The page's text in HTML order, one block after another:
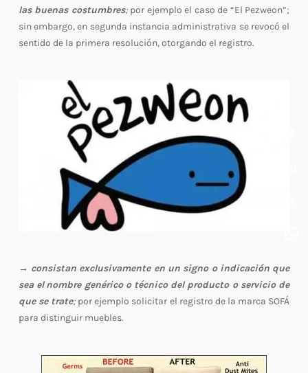
las buenas costumbres; por ejemplo el caso de “El Pezweon”;
sin embargo, en segunda instancia administrativa se revocó el
sentido de la primera resolución, otorgando el registro.
→ consistan exclusivamente en un signo o indicación que
sea el nombre genérico o técnico del producto o servicio de
que se trate; por ejemplo solicitar el registro de la marca SOFÁ
para distinguir muebles.